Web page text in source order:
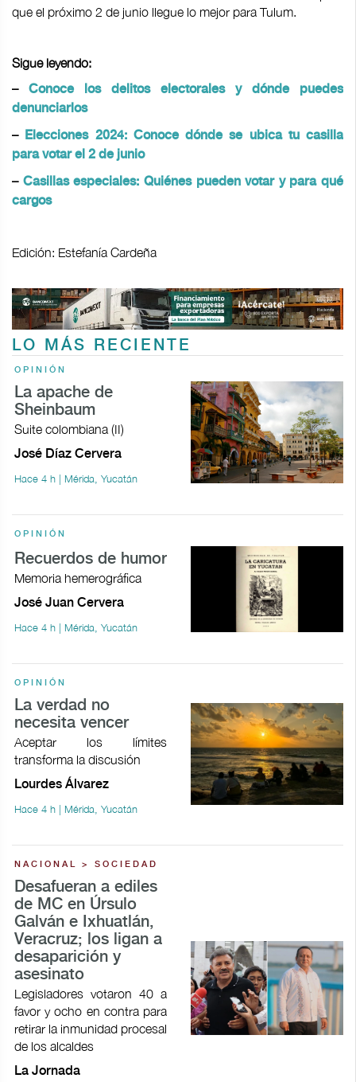
que el próximo 2 de junio llegue lo mejor para Tulum.
Sigue leyendo:
– Conoce los delitos electorales y dónde puedes
denunciarlos
– Elecciones 2024: Conoce dónde se ubica tu casilla
para votar el 2 de junio
– Casillas especiales: Quiénes pueden votar y para qué
cargos
Edición: Estefanía Cardeña
LO MÁS RECIENTE
OPINIÓN
La apache de
Sheinbaum
Suite colombiana (II)
José Díaz Cervera
Hace 4 h | Mérida, Yucatán
OPINIÓN
Recuerdos de humor
Memoria hemerográfica
José Juan Cervera
Hace 4 h | Mérida, Yucatán
OPINIÓN
La verdad no
necesita vencer
Aceptar los límites
transforma la discusión
Lourdes Álvarez
Hace 4 h | Mérida, Yucatán
NACIONAL > SOCIEDAD
Desafueran a ediles
de MC en Úrsulo
Galván e Ixhuatlán,
Veracruz; los ligan a
desaparición y
asesinato
Legisladores votaron 40 a
favor y ocho en contra para
retirar la inmunidad procesal
de los alcaldes
La Jornada